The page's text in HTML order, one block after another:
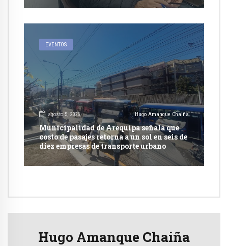
EVENTOS
agosto 5, 2026 Hugo Amanque Chaiña
Municipalidad de Arequipa señala que
costo de pasajes retorna a un sol en seis de
diez empresas de transporte urbano
Hugo Amanque Chaiña